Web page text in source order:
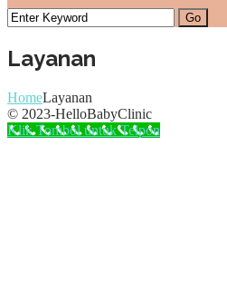
Layanan
HomeLayanan
© 2023-HelloBabyClinic
Klik Tombol untuk Telpon